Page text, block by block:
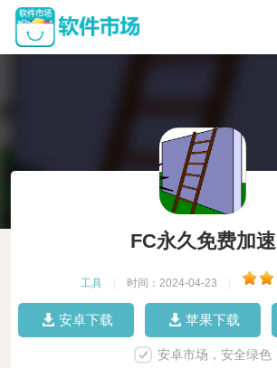
FC永久免费加速
工具 时间：2024-04-23
安卓下载 苹果下载
安卓市场，安全绿色